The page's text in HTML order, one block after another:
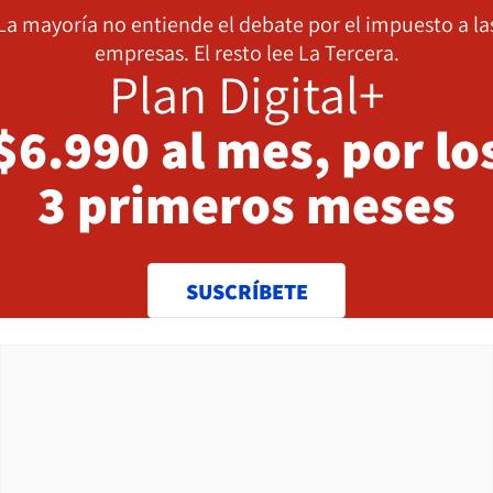
mayoría no entiende el debate por el impuesto a
empresas. El resto lee La Tercera.
Plan Digital+
al mes, por
3 primeros meses
SUSCRÍBETE